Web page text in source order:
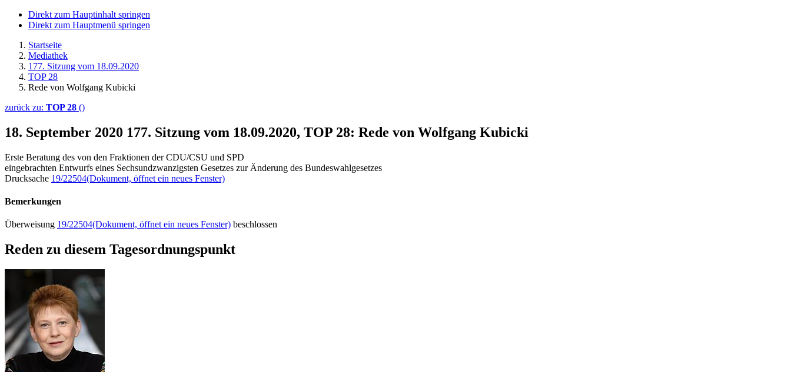
Direkt zum Hauptinhalt springen
Direkt zum Hauptmenü springen
Startseite
Mediathek
177. Sitzung vom 18.09.2020
TOP 28
Rede von Wolfgang Kubicki
zurück zu: TOP 28 ()
18. September 2020 177. Sitzung vom 18.09.2020, TOP 28: Rede von Wolfgang Kubicki
Erste Beratung des von den Fraktionen der CDU/CSU und SPD
eingebrachten Entwurfs eines Sechsundzwanzigsten Gesetzes zur Änderung des Bundeswahlgesetzes
Drucksache 19/22504(Dokument, öffnet ein neues Fenster)
Bemerkungen
Überweisung 19/22504(Dokument, öffnet ein neues Fenster) beschlossen
Reden zu diesem Tagesordnungspunkt